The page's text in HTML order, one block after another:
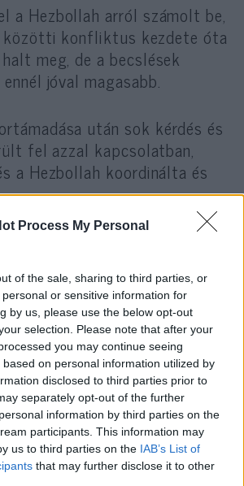
Process My Personal
of the sale, sharing to third parties, or
or sensitive information for
by us, please use the below opt-out
selection. Please note that after your
you may continue seeing
on personal information utilized by
disclosed to third parties prior to
separately opt-out of the further
information by third parties on the
participants. This information may
us to third parties on the IAB’s List of
that may further disclose it to other
a Hezbollah arról számolt be,
konfliktus kezdete óta
meg, de a becslések
jóval magasabb.
után sok kérdés és
fel azzal kapcsolatban,
a Hezbollah koordinálta és
napokkal a támadás
Forradalmi Gárdájának
utat adott a támadásnak.
származó legtöbb
arra utal, hogy a Hamász
és nem tájékoztatta
tervének konkrét